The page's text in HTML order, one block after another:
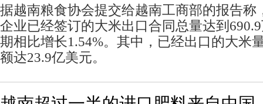
据越南粮食协会提交给越南工商部的报告称
企业已经签订的大米出口合同总量达到
期相比增长1.54%。其中，已经出口的大米
额达23.9亿美元。